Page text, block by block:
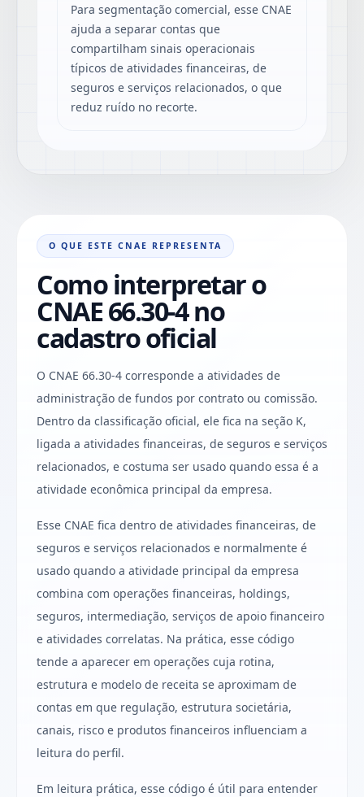
Para segmentação comercial, esse CNAE
ajuda a separar contas que
compartilham sinais operacionais
típicos de atividades financeiras, de
seguros e serviços relacionados, o que
reduz ruído no recorte.
O QUE ESTE CNAE REPRESENTA
Como interpretar o
CNAE 66.30-4 no
cadastro oficial
O CNAE 66.30-4 corresponde a atividades de
administração de fundos por contrato ou comissão.
Dentro da classificação oficial, ele fica na seção K,
ligada a atividades financeiras, de seguros e serviços
relacionados, e costuma ser usado quando essa é a
atividade econômica principal da empresa.
Esse CNAE fica dentro de atividades financeiras, de
seguros e serviços relacionados e normalmente é
usado quando a atividade principal da empresa
combina com operações financeiras, holdings,
seguros, intermediação, serviços de apoio financeiro
e atividades correlatas. Na prática, esse código
tende a aparecer em operações cuja rotina,
estrutura e modelo de receita se aproximam de
contas em que regulação, estrutura societária,
canais, risco e produtos financeiros influenciam a
leitura do perfil.
Em leitura prática, esse código é útil para entender